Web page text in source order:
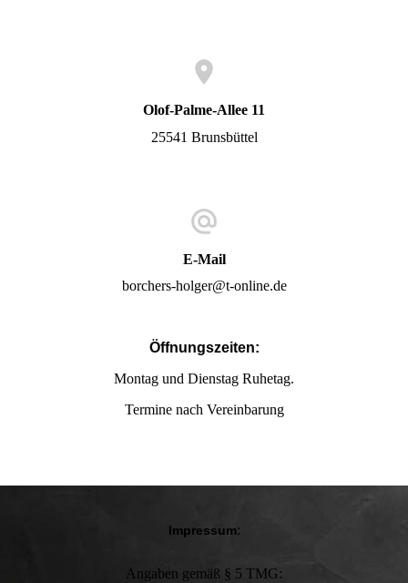
Olof-Palme-Allee 11
25541 Brunsbüttel
E-Mail
borchers-holger@t-online.de
Öffnungszeiten:
Montag und Dienstag Ruhetag.
Termine nach Vereinbarung
Impressum:
Angaben gemäß § 5 TMG: